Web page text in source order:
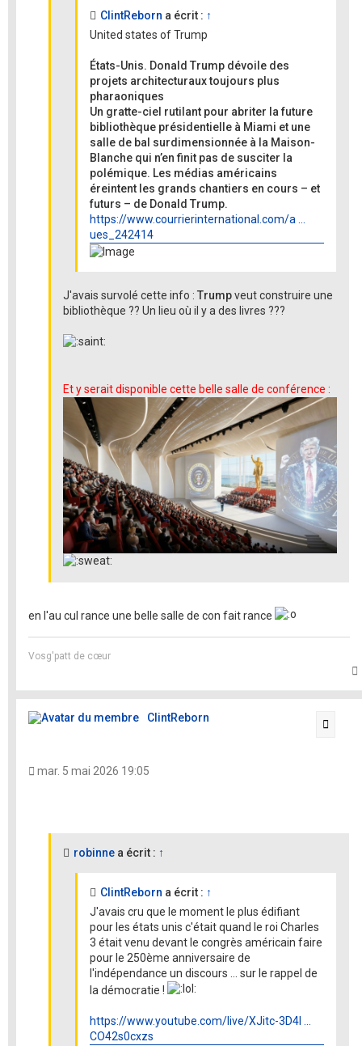
ClintReborn a écrit : ↑
United states of Trump
États-Unis. Donald Trump dévoile des
projets architecturaux toujours plus
pharaoniques
Un gratte-ciel rutilant pour abriter la future
bibliothèque présidentielle à Miami et une
salle de bal surdimensionnée à la Maison-
Blanche qui n’en finit pas de susciter la
polémique. Les médias américains
éreintent les grands chantiers en cours – et
futurs – de Donald Trump.
https://www.courrierinternational.com/a ...
ues_242414
J'avais survolé cette info : Trumpveut construire une
bibliothèque ?? Un lieu où il y a des livres ???
Et y serait disponible cette belle salle de conférence :
en l'au cul rance une belle salle de con fait rance
Vosg'patt de cœur
ClintReborn
mar. 5 mai 2026 19:05
robinne a écrit : ↑
ClintReborn a écrit : ↑
J'avais cru que le moment le plus édifiant
pour les états unis c'était quand le roi Charles
3 était venu devant le congrès américain faire
pour le 250ème anniversaire de
l'indépendance un discours ... sur le rappel de
la démocratie !
https://www.youtube.com/live/XJitc-3D4l ...
CO42s0cxzs